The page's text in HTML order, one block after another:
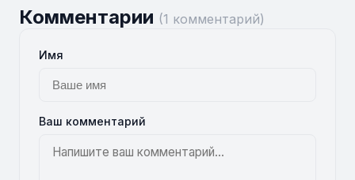
Комментарии (1 комментарий)
Имя
Ваш комментарий